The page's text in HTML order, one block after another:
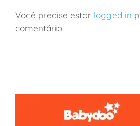
Você precise estar logged in
comentário.